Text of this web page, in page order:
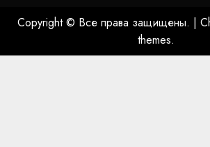
Copyright © Все права защищены. |
themes.